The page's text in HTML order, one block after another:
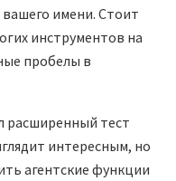
имени. Стоит
инструментов на
пробелы в
расширенный тест
интересным, но
агентские функции